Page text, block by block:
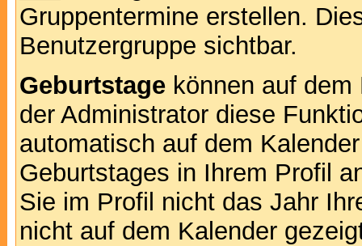
Gruppentermine erstellen.
Benutzergruppe sichtbar.
Geburtstage können auf
der Administrator diese
automatisch auf dem
Geburtstages in Ihrem Profil
Sie im Profil nicht das Jahr
nicht auf dem Kalender